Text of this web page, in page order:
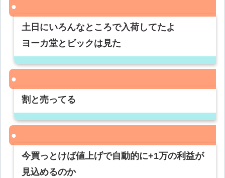
土日にいろんなところで入荷してたよ
ヨーカ堂とビックは見た
割と売ってる
今買っとけば値上げで自動的に+1万の利益が
見込めるのか